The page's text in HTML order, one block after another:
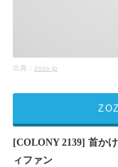
出典： zozo.jp
[COLONY 2139] 首か
ィファン